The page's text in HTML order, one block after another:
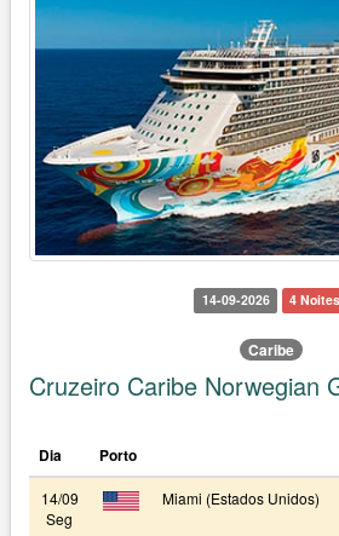
14-09-2026 4 Noites
Caribe
Cruzeiro Caribe Norwegian
Dia Porto
14/09
Seg
Miami (Estados Unidos)